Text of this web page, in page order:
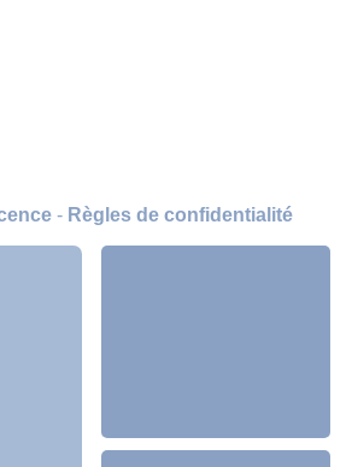
- Règles de confidentialité